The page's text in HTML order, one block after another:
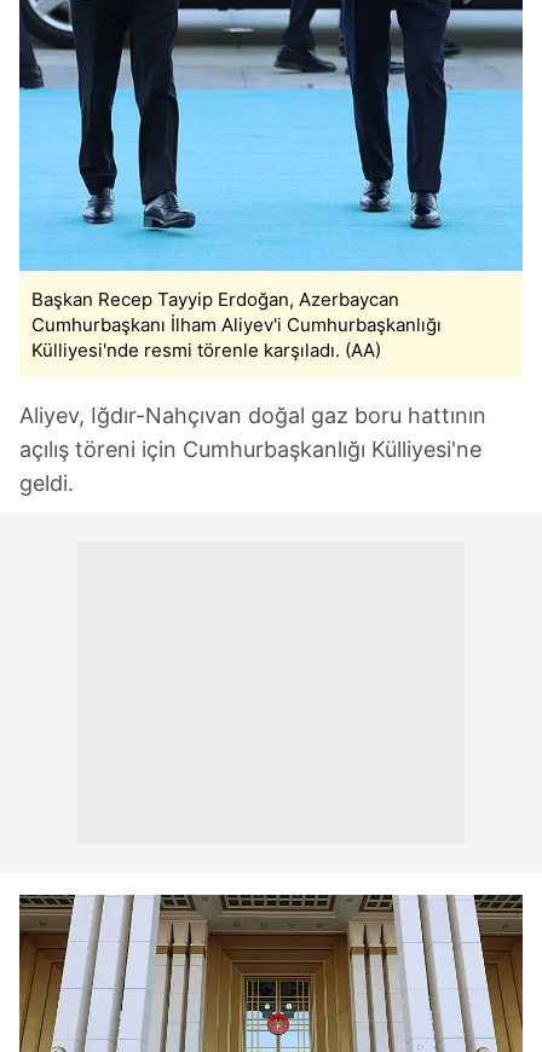
Başkan Recep Tayyip Erdoğan, Azerbaycan
Cumhurbaşkanı İlham Aliyev'i Cumhurbaşkanlığı
Külliyesi'nde resmi törenle karşıladı. (AA)
Aliyev, Iğdır-Nahçıvan doğal gaz boru hattının
açılış töreni için Cumhurbaşkanlığı Külliyesi'ne
geldi.